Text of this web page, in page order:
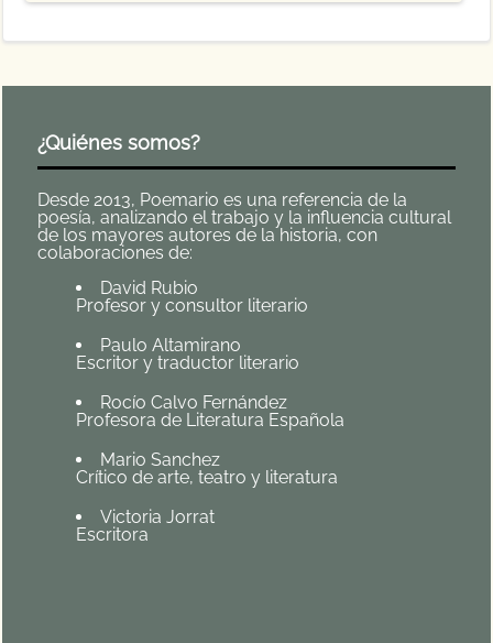
¿Quiénes somos?
Desde 2013, Poemario es una referencia de la
poesía, analizando el trabajo y la influencia cultural
de los mayores autores de la historia, con
colaboraciones de:
David Rubio
Profesor y consultor literario
Paulo Altamirano
Escritor y traductor literario
Rocío Calvo Fernández
Profesora de Literatura Española
Mario Sanchez
Crítico de arte, teatro y literatura
Victoria Jorrat
Escritora